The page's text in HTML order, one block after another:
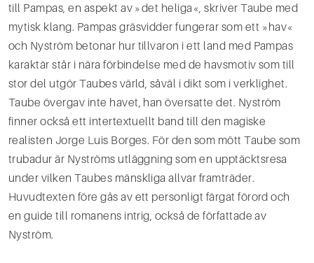
till Pampas, en aspekt av »det heliga«, skriver Taube med
mytisk klang. Pampas gräsvidder fungerar som ett »hav«
och Nyström betonar hur tillvaron i ett land med Pam­pas
karaktär står i nära förbindelse med de havsmotiv som till
stor del utgör Taubes värld, såväl i dikt som i verklighet.
Taube övergav inte havet, han översatte det. Nyström
finner också ett intertextuellt band till den magiske
realisten Jorge Luis Borges. För den som mött Taube som
trubadur är Nyströms utläggning som en upptäcktsresa
under vilken Taubes mänskliga allvar framträder.
Huvudtexten före­ gås av ett personligt färgat förord och
en guide till romanens intrig, också de författade av
Nyström.